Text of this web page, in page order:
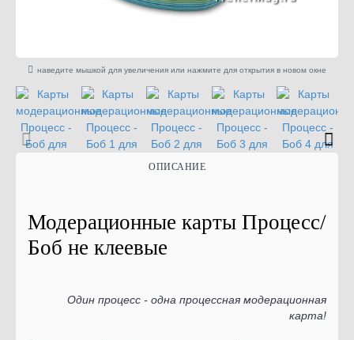
наведите мышкой для увеличения или нажмите для открытия в новом окне
ОПИСАНИЕ
Модерационные карты Процесс/
Боб не клеевые
Один процесс - одна процессная модерационная
карта!